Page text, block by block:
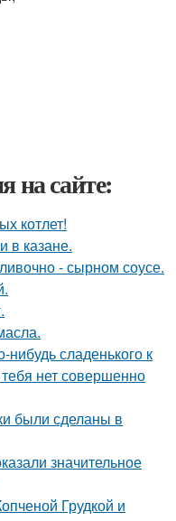
на сайте:
котлет!
в казане.
- сырном соусе.
сладенького к
нет совершенно
были сделаны в
значительное
Грудкой и